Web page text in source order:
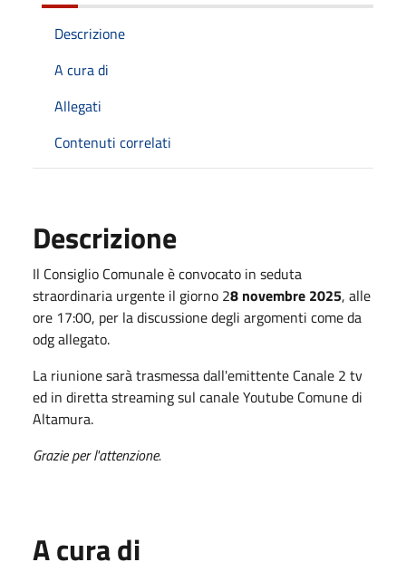
Descrizione
A cura di
Allegati
Contenuti correlati
Descrizione
Il Consiglio Comunale è convocato in seduta
straordinaria urgente il giorno 28 novembre 2025, alle
ore 17:00, per la discussione degli argomenti come da
odg allegato.
La riunione sarà trasmessa dall'emittente Canale 2 tv
ed in diretta streaming sul canale Youtube Comune di
Altamura.
Grazie per l'attenzione.
A cura di